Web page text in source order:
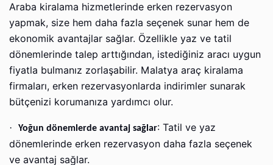
Araba kiralama hizmetlerinde erken rezervasyon
yapmak, size hem daha fazla seçenek sunar hem de
ekonomik avantajlar sağlar. Özellikle yaz ve tatil
dönemlerinde talep arttığından, istediğiniz aracı uygun
fiyatla bulmanız zorlaşabilir. Malatya araç kiralama
firmaları, erken rezervasyonlarda indirimler sunarak
bütçenizi korumanıza yardımcı olur.
· Yoğun dönemlerde avantaj sağlar: Tatil ve yaz
dönemlerinde erken rezervasyon daha fazla seçenek
ve avantaj sağlar.